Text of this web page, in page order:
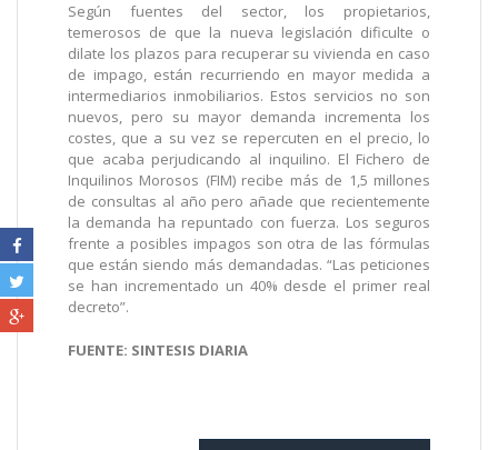
Según fuentes del sector, los propietarios,
temerosos de que la nueva legislación dificulte o
dilate los plazos para recuperar su vivienda en caso
de impago, están recurriendo en mayor medida a
intermediarios inmobiliarios. Estos servicios no son
nuevos, pero su mayor demanda incrementa los
costes, que a su vez se repercuten en el precio, lo
que acaba perjudicando al inquilino. El Fichero de
Inquilinos Morosos (FIM) recibe más de 1,5 millones
de consultas al año pero añade que recientemente
la demanda ha repuntado con fuerza. Los seguros
frente a posibles impagos son otra de las fórmulas
que están siendo más demandadas. “Las peticiones
se han incrementado un 40% desde el primer real
decreto”.
FUENTE: SINTESIS DIARIA